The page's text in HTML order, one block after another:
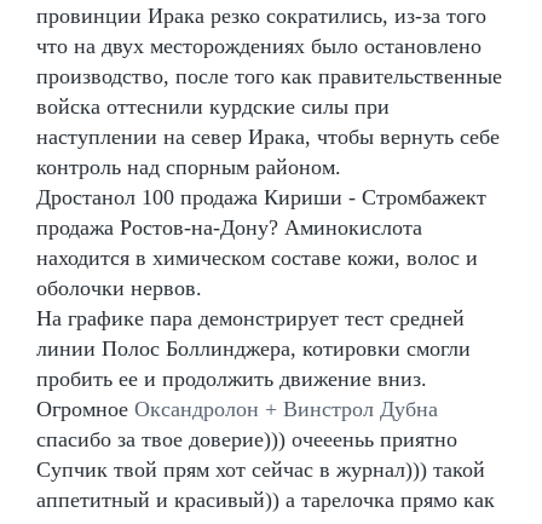
провинции Ирака резко сократились, из-за того
что на двух месторождениях было остановлено
производство, после того как правительственные
войска оттеснили курдские силы при
наступлении на север Ирака, чтобы вернуть себе
контроль над спорным районом.
Дростанол 100 продажа Кириши - Стромбажект
продажа Ростов-на-Дону? Аминокислота
находится в химическом составе кожи, волос и
оболочки нервов.
На графике пара демонстрирует тест средней
линии Полос Боллинджера, котировки смогли
пробить ее и продолжить движение вниз.
Огромное Оксандролон + Винстрол Дубна
спасибо за твое доверие))) очеееньь приятно
Супчик твой прям хот сейчас в журнал))) такой
аппетитный и красивый)) а тарелочка прямо как